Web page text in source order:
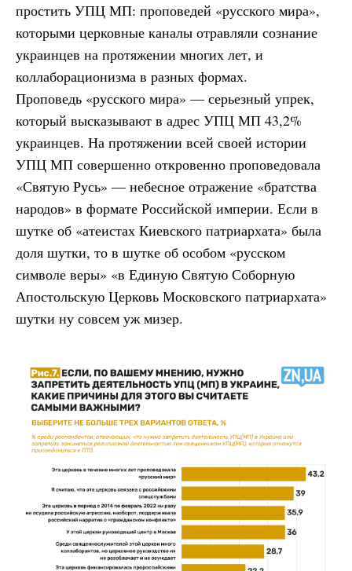
простить УПЦ МП: проповедей «русского мира»,
которыми церковные каналы отравляли сознание
украинцев на протяжении многих лет, и
коллаборационизма в разных формах.
Проповедь «русского мира» — серьезный упрек,
который высказывают в адрес УПЦ МП 43,2%
украинцев. На протяжении всей своей истории
УПЦ МП совершенно откровенно проповедовала
«Святую Русь» — небесное отражение «братства
народов» в формате Российской империи. Если в
шутке об «атеистах Киевского патриархата» была
доля шутки, то в шутке об особом «русском
символе веры» «в Единую Святую Соборную
Апостольскую Церковь Московского патриархата»
шутки ну совсем уж мизер.